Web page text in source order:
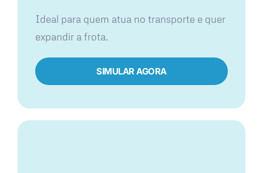
Ideal para quem atua no transporte e quer
expandir a frota.
SIMULAR AGORA